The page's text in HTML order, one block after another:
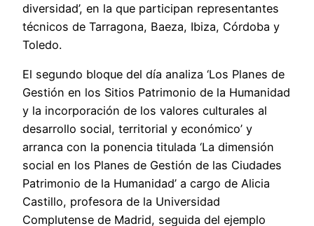
diversidad’, en la que participan representantes
técnicos de Tarragona, Baeza, Ibiza, Córdoba y
Toledo.
El segundo bloque del día analiza ‘Los Planes de
Gestión en los Sitios Patrimonio de la Humanidad
y la incorporación de los valores culturales al
desarrollo social, territorial y económico’ y
arranca con la ponencia titulada ‘La dimensión
social en los Planes de Gestión de las Ciudades
Patrimonio de la Humanidad’ a cargo de Alicia
Castillo, profesora de la Universidad
Complutense de Madrid, seguida del ejemplo